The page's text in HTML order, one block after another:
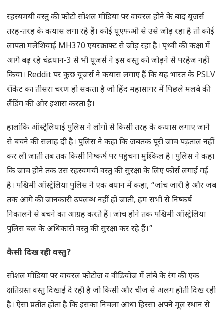
रहस्यमयी वस्तु की फोटो सोशल मीडिया पर वायरल होने के बाद यूजर्स
तरह-तरह के कयास लगा रहे हैं। कोई यूएफओ से उसे जोड़ रहा है तो कोई
लापता मलेशियाई MH370 एयरक्राफ्ट से जोड़ रहा है। पृथ्वी की कक्षा में
आगे बढ़ रहे चंद्रयान-3 से भी यूजर्स ने इस वस्तु को जोड़ने से परहेज नहीं
किया। Reddit पर कुछ यूजर्स ने कयास लगाए हैं कि यह भारत के PSLV
रॉकेट का तीसरा चरण हो सकता है जो हिंद महासागर में पिछले मलबे की
लैंडिंग की ओर इशारा करता है।
हालांकि ऑस्ट्रेलियाई पुलिस ने लोगों से किसी तरह के कयास लगाए जाने
से बचने की सलाह दी है। पुलिस ने कहा कि जबतक पूरी जांच पड़ताल नहीं
कर ली जाती तब तक किसी निष्कर्ष पर पहुंचना मुश्किल है। पुलिस ने कहा
कि जांच होने तक उस रहस्यमयी वस्तु की सुरक्षा के लिए फोर्स लगाई गई
है। पश्चिमी ऑस्ट्रेलिया पुलिस ने एक बयान में कहा, “जांच जारी है और जब
तक आगे की जानकारी उपलब्ध नहीं हो जाती, हम सभी से निष्कर्ष
निकालने से बचने का आग्रह करते हैं। जांच होने तक पश्चिमी ऑस्ट्रेलिया
पुलिस बल के अधिकारी वस्तु की सुरक्षा कर रहे हैं।”
कैसी दिख रही वस्तु?
सोशल मीडिया पर वायरल फोटोज व वीडियोज में तांबे के रंग की एक
क्षतिग्रस्त वस्तु दिखाई दे रही है जो किसी और चीज से अलग होती दिख रही
है। ऐसा प्रतीत होता है कि इसका निचला आधा हिस्सा अपने मूल स्थान से